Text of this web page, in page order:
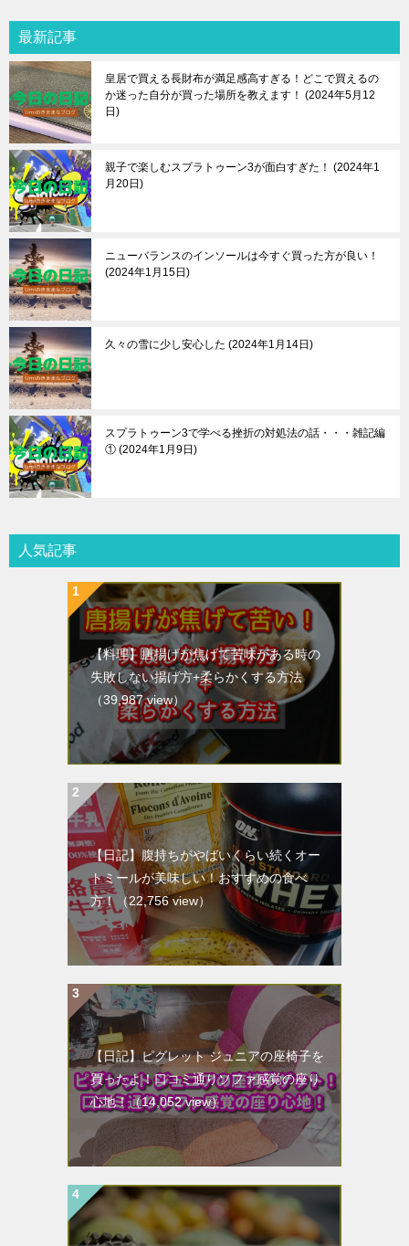
最新記事
皇居で買える長財布が満足感高すぎる！どこで買えるの
か迷った自分が買った場所を教えます！
2024年5月12
日
親子で楽しむスプラトゥーン3が面白すぎた！
2024年1
月20日
ニューバランスのインソールは今すぐ買った方が良い！
2024年1月15日
久々の雪に少し安心した 2024年1月14日
スプラトゥーン3で学べる挫折の対処法の話・・・雑記編
① 2024年1月9日
人気記事
【料理】唐揚げが焦げて苦味がある時の
失敗しない揚げ方+柔らかくする方法
（39,987 view）
【日記】腹持ちがやばいくらい続くオー
トミールが美味しい！おすすめの食べ
方！
（22,756 view）
【日記】ピグレット ジュニアの座椅子を
買ったよ！口コミ通りソファ感覚の座り
心地！（14,052 view）